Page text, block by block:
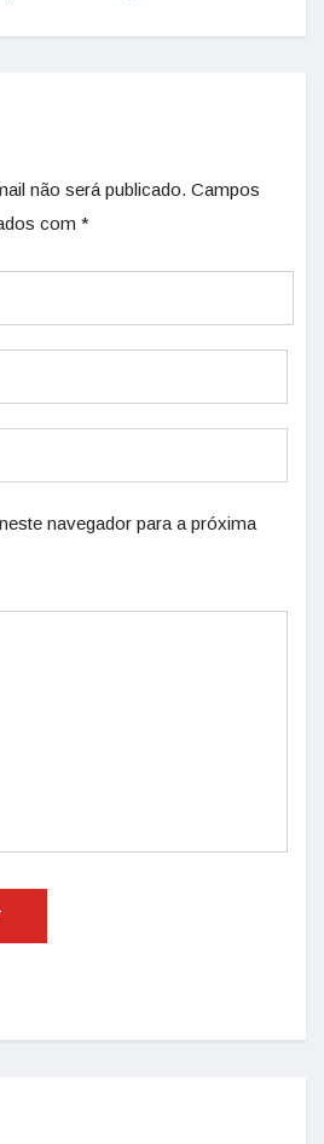
não será publicado. Campos
com *
navegador para a próxima